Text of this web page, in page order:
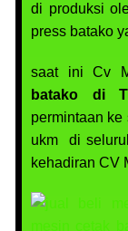
di produksi
press batako
saat ini Cv
batako di
permintaan
ukm di
kehadiran CV